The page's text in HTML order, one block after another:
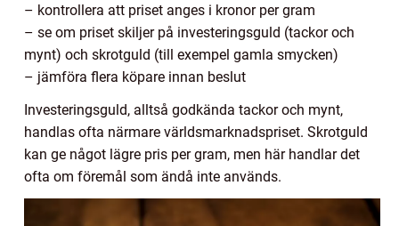
– kontrollera att priset anges i kronor per gram
– se om priset skiljer på investeringsguld (tackor och
mynt) och skrotguld (till exempel gamla smycken)
– jämföra flera köpare innan beslut
Investeringsguld, alltså godkända tackor och mynt,
handlas ofta närmare världsmarknadspriset. Skrotguld
kan ge något lägre pris per gram, men här handlar det
ofta om föremål som ändå inte används.